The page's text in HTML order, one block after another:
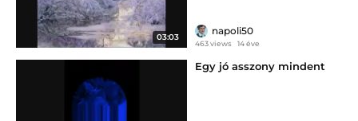
03:03
napoli50
463 views 14 éve
Egy jó asszony mindent